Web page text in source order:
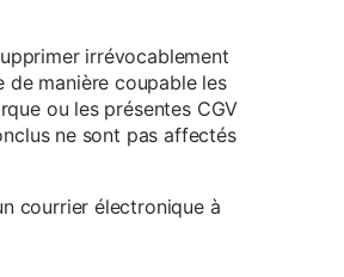
irrévocablement
de manière coupable les
ou les présentes CGV
ne sont pas affectés
courrier électronique à